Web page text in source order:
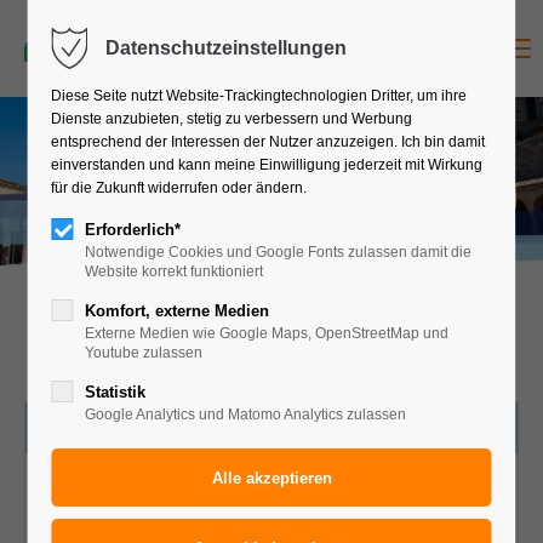
in
k
l. B
u
b
€
6
5
ASSISI - 6 TAGE
jetzt anfragen
6-tägige Pilgerreise nach Assisi
HOTELS
Datenschutzeinstellungen
Diese Seite nutzt Website-Trackingtechnologien Dritter, um ihre
Dienste anzubieten, stetig zu verbessern und Werbung
entsprechend der Interessen der Nutzer anzuzeigen. Ich bin damit
einverstanden und kann meine Einwilligung jederzeit mit Wirkung
für die Zukunft widerrufen oder ändern.
Erforderlich*
Notwendige Cookies und Google Fonts zulassen damit die
Website korrekt funktioniert
Komfort, externe Medien
Externe Medien wie Google Maps, OpenStreetMap und
Youtube zulassen
Statistik
Google Analytics und Matomo Analytics zulassen